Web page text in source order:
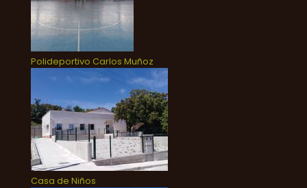
Polideportivo Carlos Muñoz
Casa de Niños